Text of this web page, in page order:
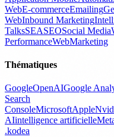
WebE-commerceEmailing
WebInbound Marketing
TalksSEASEOSocial Media
PerformanceWebMarketing
Thématiques
GoogleOpenAIGoogle
Search
ConsoleMicrosoftApple
AIintelligence artificielle
.kodea